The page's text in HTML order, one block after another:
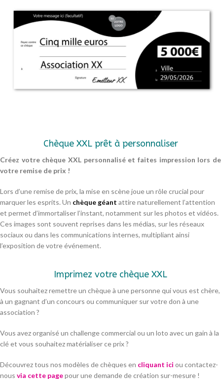
Chèque XXL prêt à personnaliser
Créez votre chèque XXL personnalisé et faites impression lors de
votre remise de prix !
Lors d’une remise de prix, la mise en scène joue un rôle crucial pour
marquer les esprits. Un chèque géant attire naturellement l’attention
et permet d’immortaliser l’instant, notamment sur les photos et vidéos.
Ces images sont souvent reprises dans les médias, sur les réseaux
sociaux ou dans les communications internes, multipliant ainsi
l’exposition de votre événement.
Imprimez votre chèque XXL
Vous souhaitez remettre un chèque à une personne qui vous est chère,
à un gagnant d’un concours ou communiquer sur votre don à une
association ?
Vous avez organisé un challenge commercial ou un loto avec un gain à la
clé et vous souhaitez matérialiser ce prix ?
Découvrez tous nos modèles de chèques en cliquant ici ou contactez-
nous via cette pagepour une demande de création sur-mesure !